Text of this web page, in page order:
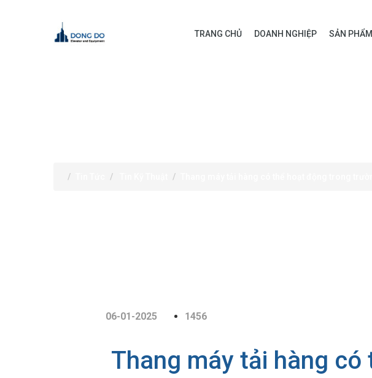
TRANG CHỦ DOANH NGHIỆP SẢN PHẨM
06-01-2025 1456
Thang máy tải hàng